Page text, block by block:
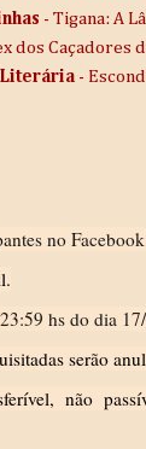
- Tigana: A
dos Caçadores
Literária-
no
hs do dia
serão
não